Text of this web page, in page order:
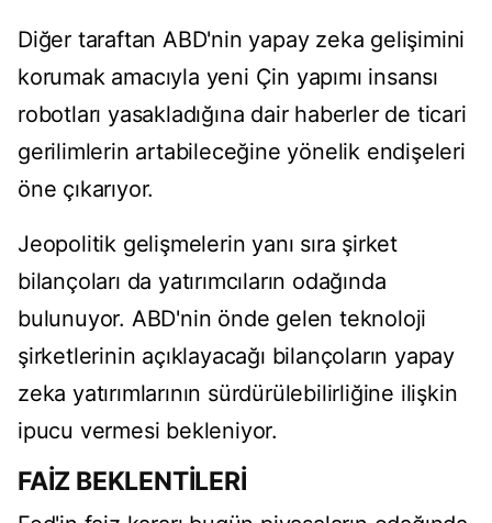
Diğer taraftan ABD'nin yapay zeka gelişimini
korumak amacıyla yeni Çin yapımı insansı
robotları yasakladığına dair haberler de ticari
gerilimlerin artabileceğine yönelik endişeleri
öne çıkarıyor.
Jeopolitik gelişmelerin yanı sıra şirket
bilançoları da yatırımcıların odağında
bulunuyor. ABD'nin önde gelen teknoloji
şirketlerinin açıklayacağı bilançoların yapay
zeka yatırımlarının sürdürülebilirliğine ilişkin
ipucu vermesi bekleniyor.
FAİZ BEKLENTİLERİ